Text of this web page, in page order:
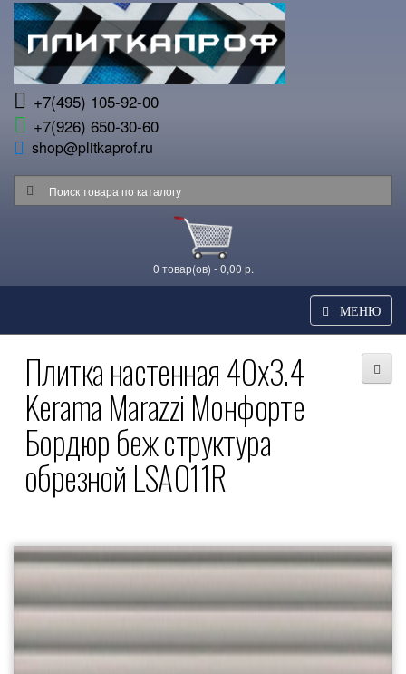
+7(495) 105-92-00
+7(926) 650-30-60
shop@plitkaprof.ru
0 товар(ов) - 0,00 р.
МЕНЮ
Плитка настенная 40x3.4
Kerama Marazzi Монфорте
Бордюр беж структура
обрезной LSA011R